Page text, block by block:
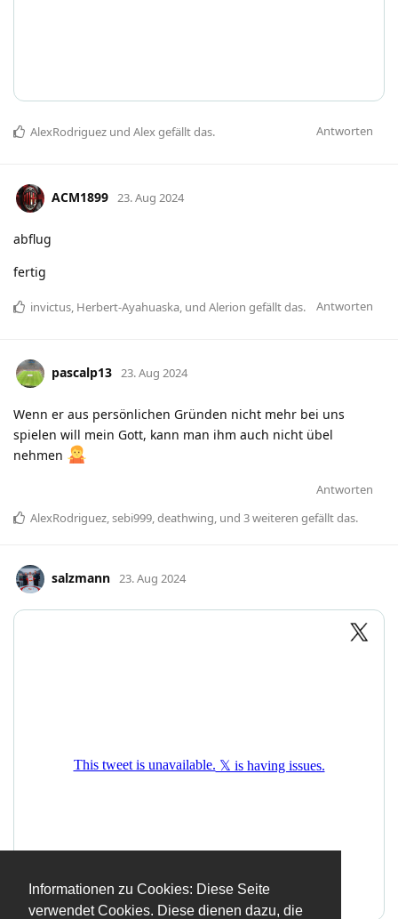
Informationen zu Cookies: Diese Seite
verwendet Cookies. Diese dienen dazu, die
Antworten
AlexRodriguez und Alexgefällt das.
ACM1899 23. Aug 2024
abflug
fertig
Antworten
invictus, Herbert-Ayahuaska, und Alerion gefällt das.
pascalp13 23. Aug 2024
Wenn er aus persönlichen Gründen nicht mehr bei uns
spielen will mein Gott, kann man ihm auch nicht übel
nehmen
Antworten
AlexRodriguez,sebi999,deathwing, und 3weiteren gefällt das.
salzmann 23. Aug 2024